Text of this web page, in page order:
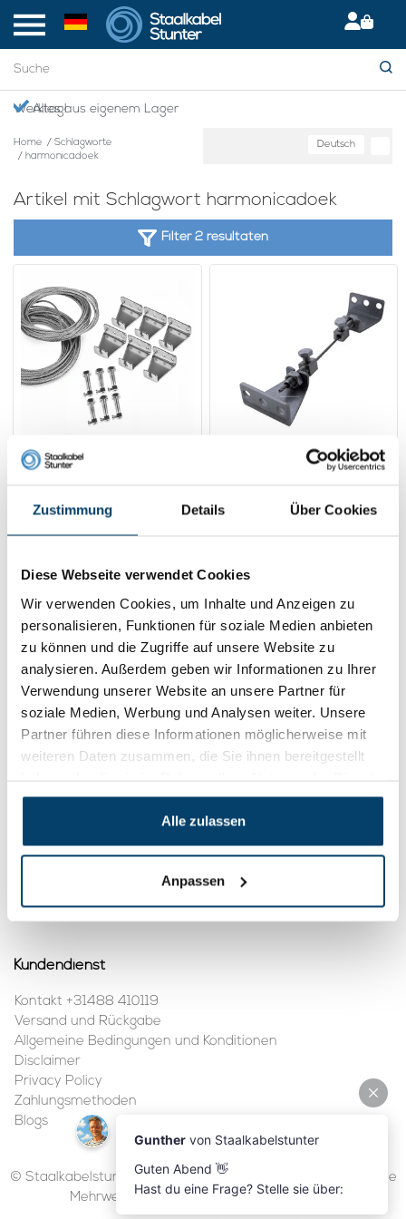
Zustimmung Details Über Cookies
Diese Webseite verwendet Cookies
Wir verwenden Cookies, um Inhalte und Anzeigen zu
personalisieren, Funktionen für soziale Medien anbieten
zu können und die Zugriffe auf unsere Website zu
analysieren. Außerdem geben wir Informationen zu Ihrer
Verwendung unserer Website an unsere Partner für
soziale Medien, Werbung und Analysen weiter. Unsere
Partner führen diese Informationen möglicherweise mit
weiteren Daten zusammen, die Sie ihnen bereitgestellt
gesammelt haben.
Alle zulassen
Anpassen
Werktag!
Alles aus eigenem Lager
Home / Schlagworte
/ harmonicadoek
Deutsch
Artikel mit Schlagwort harmonicadoek
Filter 2 resultaten
Schattentücher paket
44,95
Auf Lager
Stahlseilschiebesystem
Auf Lager
Kontakt
Adresse:Dalwagenseweg 91 4043MV Opheusden
E-Mail: info@staalkabelstunter.com
Telefonnummer:+31488410119
BTW nummer:NL861410002B01
Mein Konto
Meine Bestellungen
Kundendienst
Kontakt +31488 410119
Versand und Rückgabe
Allgemeine Bedingungen und Konditionen
Disclaimer
Privacy Policy
Zahlungsmethoden
Blogs
© Staalkabelstunter | 2026 | Alle Preise sind in Euro inklusive
Mehrwertsteuer und ohne Versandkosten.